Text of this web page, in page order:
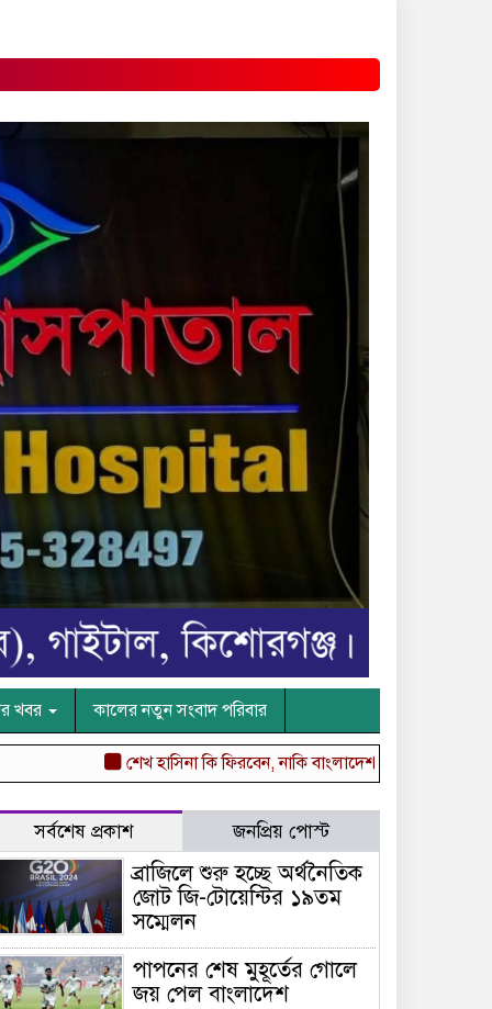
খবর কালের নতুন সংবাদ পরিবার
শেখ হাসিনা কি ফিরবেন, নাকি বাংলাদেশ বদলে গেছে?
সর্বশেষ প্রকাশ জনপ্রিয় পোস্ট
ব্রাজিলে শুরু হচ্ছে অর্থনৈতিক
জোট জি-টোয়েন্টির ১৯তম
সম্মেলন
পাপনের শেষ মুহূর্তের গোলে
জয় পেল বাংলাদেশ